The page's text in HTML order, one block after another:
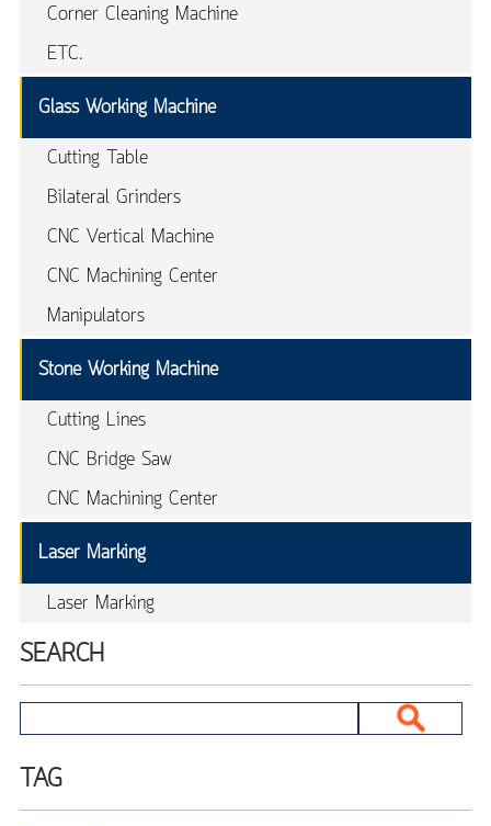
Corner Cleaning Machine
ETC.
Glass Working Machine
Cutting Table
Bilateral Grinders
CNC Vertical Machine
CNC Machining Center
Manipulators
Stone Working Machine
Cutting Lines
CNC Bridge Saw
CNC Machining Center
Laser Marking
Laser Marking
SEARCH
TAG